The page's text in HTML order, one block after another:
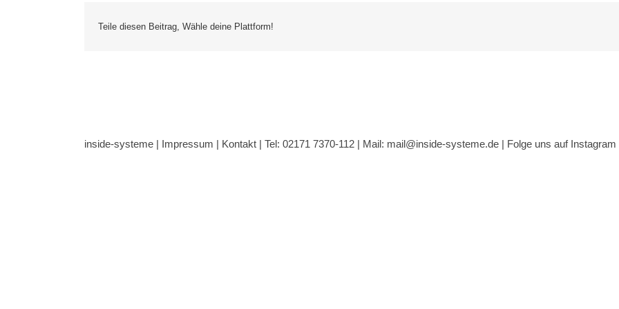
Teile diesen Beitrag, Wähle deine Plattform!
inside-systeme | Impressum | Kontakt | Tel: 02171 7370-112 | Mail: mail@inside-systeme.de | Folge uns auf Instagram